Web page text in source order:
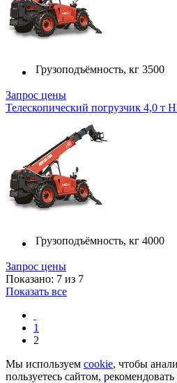
Грузоподъёмность, кг 3500
Запрос цены
Телескопический погрузчик 4,0 т
Грузоподъёмность, кг 4000
Запрос цены
Показано: 7 из 7
Показать все
1
2
Мы используем cookie, чтобы
пользуетесь сайтом,